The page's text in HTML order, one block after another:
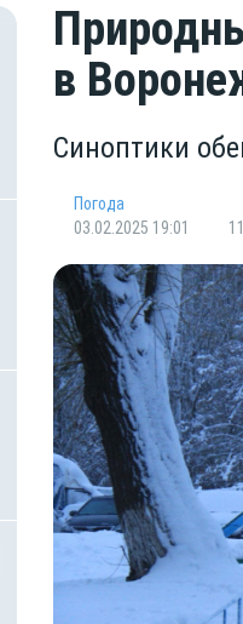
в
Синоптики
Погода
03.02.2025 19:01